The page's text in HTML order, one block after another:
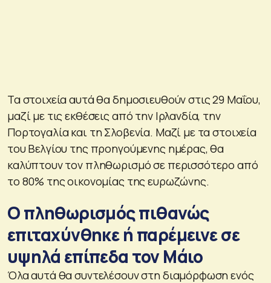
Τα στοιχεία αυτά θα δημοσιευθούν στις 29 Μαΐου,
μαζί με τις εκθέσεις από την Ιρλανδία, την
Πορτογαλία και τη Σλοβενία. Μαζί με τα στοιχεία
του Βελγίου της προηγούμενης ημέρας, θα
καλύπτουν τον πληθωρισμό σε περισσότερο από
το 80% της οικονομίας της ευρωζώνης.
Ο πληθωρισμός πιθανώς
επιταχύνθηκε ή παρέμεινε σε
υψηλά επίπεδα τον Μάιο
Όλα αυτά θα συντελέσουν στη διαμόρφωση ενός